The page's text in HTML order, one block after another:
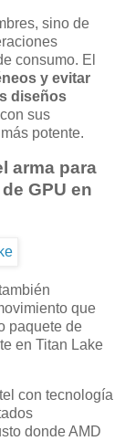
sino de
consumo. El
y evitar
diseños
sus
potente.
arma para
GPU en
que
paquete de
en Titan Lake
con tecnología
donde AMD